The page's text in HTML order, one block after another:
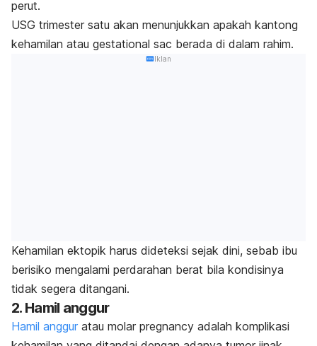
perut.
USG trimester satu akan menunjukkan apakah kantong
kehamilan atau gestational sac berada di dalam rahim.
Iklan
Kehamilan ektopik harus dideteksi sejak dini, sebab ibu
berisiko mengalami perdarahan berat bila kondisinya
tidak segera ditangani.
2. Hamil anggur
Hamil anggur atau molar pregnancy adalah komplikasi